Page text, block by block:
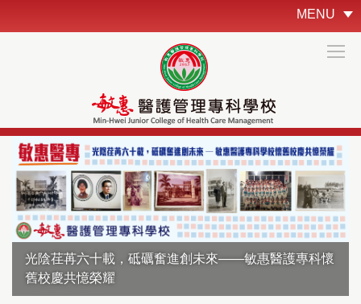
到
區
MENU
光陰荏苒六十載，砥礪奮進創未來——敏惠醫護專科懷
舊校慶共憶榮耀